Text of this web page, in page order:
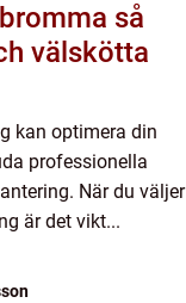
så
välskötta
kan optimera din
professionella
När du väljer
är det vikt...